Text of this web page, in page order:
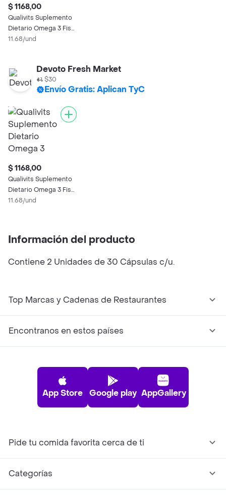
$ 1168,00
Qualivits Suplemento
Dietario Omega 3 Fish
Oil
11.68/und
Devoto Fresh Market
$30
Envío Gratis: Aplican TyC
$ 1168,00
Qualivits Suplemento
Dietario Omega 3 Fish
Oil
11.68/und
Información del producto
Contiene 2 Unidades de 30 Cápsulas c/u.
Top Marcas y Cadenas de Restaurantes
Encontranos en estos países
App Store Google play AppGallery
Pide tu comida favorita cerca de ti
Categorías